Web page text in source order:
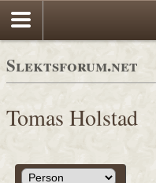
Slektsforum.net
Tomas Holstad